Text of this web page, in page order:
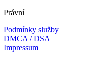
Právní
Podmínky služby
DMCA / DSA
Impressum